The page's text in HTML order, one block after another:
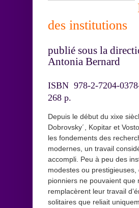
des institutions
publié sous la
Antonia Bernard
ISBN 978-2-7204-
268 p.
Depuis le début du xixe
Dobrovsky´, Kopitar et
les fondements des
modernes, un travail
accompli. Peu à peu des
modestes ou prestigieuses,
pionniers ne pouvaient que
remplacèrent leur travail
solitaires que reliait